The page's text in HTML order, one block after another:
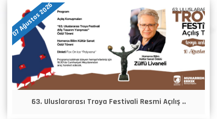
07 Ağustos 2026
63. Uluslararası Troya Festivali Resmi Açılış ..